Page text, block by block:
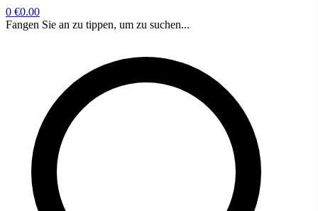
0 €0.00
Fangen Sie an zu tippen, um zu suchen...